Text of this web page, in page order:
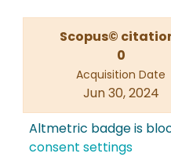
Scopus©
0
Acquisition Date
Jun 30, 2024
Altmetric badge is
consent settings